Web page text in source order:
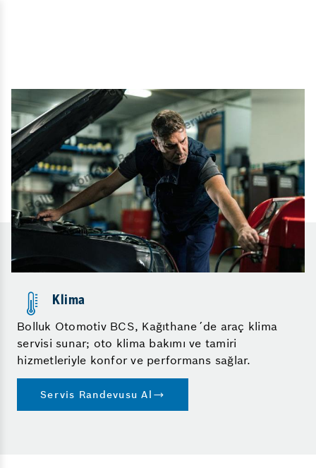
Klima
Bolluk Otomotiv BCS, Kağıthane´de araç klima
servisi sunar; oto klima bakımı ve tamiri
hizmetleriyle konfor ve performans sağlar.
Servis Randevusu Al